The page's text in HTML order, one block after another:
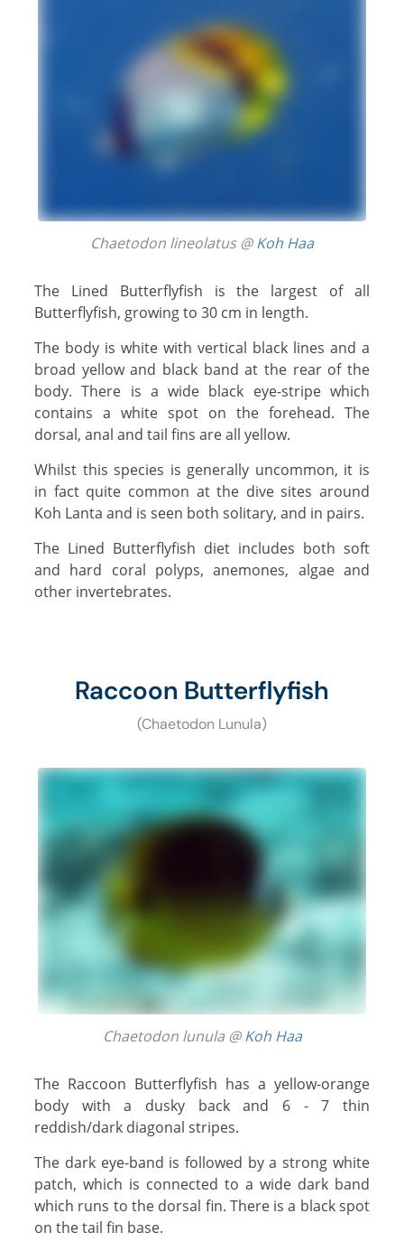
Chaetodon lineolatus @Koh Haa
The Lined Butterflyfish is the largest of all
Butterflyfish, growing to 30 cm in length.
The body is white with vertical black lines and a
broad yellow and black band at the rear of the
body. There is a wide black eye-stripe which
contains a white spot on the forehead. The
dorsal, anal and tail fins are all yellow.
Whilst this species is generally uncommon, it is
in fact quite common at the dive sites around
Koh Lanta and is seen both solitary, and in pairs.
The Lined Butterflyfish diet includes both soft
and hard coral polyps, anemones, algae and
other invertebrates.
Raccoon Butterflyfish
(Chaetodon Lunula)
Chaetodon lunula @Koh Haa
The Raccoon Butterflyfish has a yellow-orange
body with a dusky back and 6 - 7 thin
reddish/dark diagonal stripes.
The dark eye-band is followed by a strong white
patch, which is connected to a wide dark band
which runs to the dorsal fin. There is a black spot
on the tail fin base.